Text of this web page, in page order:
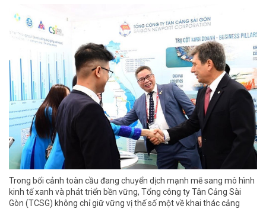
Trong bối cảnh toàn cầu đang chuyển dịch mạnh mẽ sang mô hình
kinh tế xanh và phát triển bền vững, Tổng công ty Tân Cảng Sài
Gòn (TCSG) không chỉ giữ vững vị thế số một về khai thác cảng